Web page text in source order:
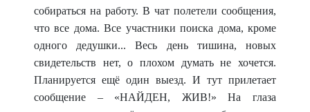
собираться на работу. В чат полетели сообщения,
что все дома. Все участники поиска дома, кроме
одного дедушки... Весь день тишина, новых
свидетельств нет, о плохом думать не хочется.
Планируется ещё один выезд. И тут прилетает
сообщение – «НАЙДЕН, ЖИВ!» На глаза